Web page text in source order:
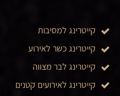
קייטרינג למסיבות
קייטרינג כשר לאירוע
קייטרינג לבר מצווה
קייטרינג לאירועים קטנים